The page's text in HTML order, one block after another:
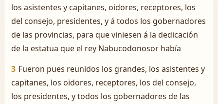
los asistentes y capitanes, oidores, receptores, los
del consejo, presidentes, y á todos los gobernadores
de las provincias, para que viniesen á la dedicación
de la estatua que el rey Nabucodonosor había
3 Fueron pues reunidos los grandes, los asistentes y
capitanes, los oidores, receptores, los del consejo,
los presidentes, y todos los gobernadores de las